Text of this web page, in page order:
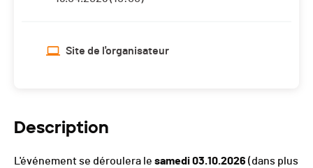
Site de l'organisateur
Description
L'événement se déroulera le samedi 03.10.2026 (dans plus